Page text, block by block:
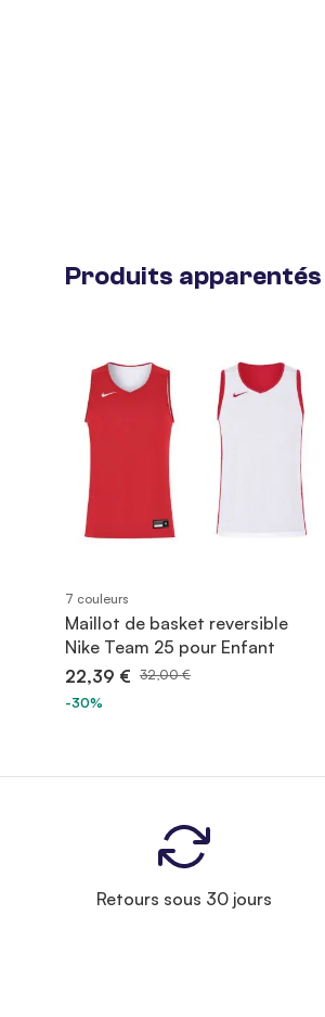
Produits apparentés
7 couleurs
Maillot de basket reversible
Nike Team 25 pour Enfant
22,39 € 32,00 €
-30%
Retours sous 30 jours